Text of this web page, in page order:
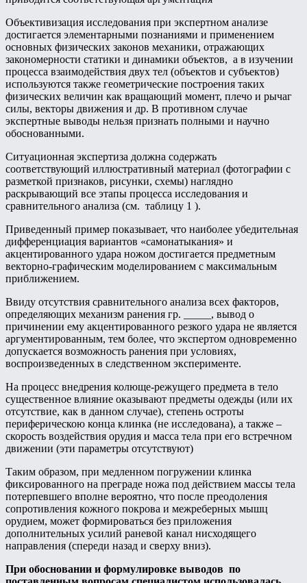
Объективизация исследования при экспертном анализе
достигается элементарными познаниями и применением
основных физических законов механики, отражающих
закономерности статики и динамики объектов, а в изучении
процесса взаимодействия двух тел (объектов и субъектов)
используются также геометрические построения таких
физических величин как вращающий момент, плечо и рычаг
силы, векторы движения и др. В противном случае
экспертные выводы нельзя признать полными и научно
обоснованными.
Ситуационная экспертиза должна содержать
соответствующий иллюстративный материал (фотографии с
разметкой признаков, рисунки, схемы) наглядно
раскрывающий все этапы процесса исследования и
сравнительного анализа (см. таблицу 1 ).
Приведенный пример показывает, что наиболее убедительная
дифференциация вариантов «самонатыкания» и
акцентированного удара ножом достигается предметным
векторно-графическим моделированием с максимальным
приближением.
Ввиду отсутствия сравнительного анализа всех факторов,
определяющих механизм ранения гр. _____, вывод о
причинении ему акцентированного резкого удара не является
аргументированным, тем более, что экспертом одновременно
допускается возможность ранения при условиях,
воспроизведенных в следственном эксперименте.
На процесс внедрения колюще-режущего предмета в тело
существенное влияние оказывают предметы одежды (или их
отсутствие, как в данном случае), степень остроты
периферическою конца клинка (не исследована), а также –
скорость воздействия орудия и масса тела при его встречном
движении (эти параметры отсутствуют)
Таким образом, при медленном погружении клинка
фиксированного на преграде ножа под действием массы тела
потерпевшего вполне вероятно, что после преодоления
сопротивления кожного покрова и межреберных мышц
орудием, может формироваться без приложения
дополнительных усилий раневой канал нисходящего
направления (спереди назад и сверху вниз).
При обосновании и формулировке выводов по